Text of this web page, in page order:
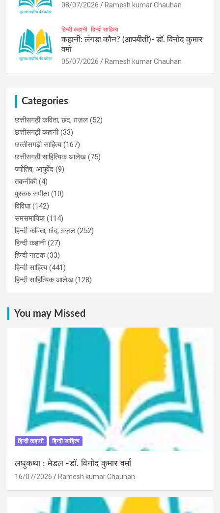
08/07/2026 Ramesh kumar Chauhan
हिन्दी कहानी हिन्दी साहित्य
कहानी: लंगड़ा कौन? (आपबीती)​- डॉ. विनोद कुमार
वर्मा
05/07/2026 Ramesh kumar Chauhan
Categories
छत्तीसगढ़ी कविता, छंद, ग़ज़ल (52)
छत्तीसगढ़ी कहानी(33)
छत्‍तीसगढ़ी साहित्‍य(167)
छत्तीसगढ़ी साहित्यिक आलेख (75)
ज्योतिष, आयुर्वेद (9)
तकनीकी(4)
पुस्‍तक समीक्षा(10)
विविधा(142)
समसमायिक(114)
हिन्दी कविता, छंद, ग़ज़ल (252)
हिन्दी कहानी(27)
हिन्‍दी नाटक(33)
हिन्दी साहित्य(441)
हिन्दी साहित्यिक आलेख (128)
You may Missed
हिन्दी कहानी हिन्दी साहित्य
लघुकथा : मेडल -डॉ. विनोद कुमार वर्मा
16/07/2026 Ramesh kumar Chauhan